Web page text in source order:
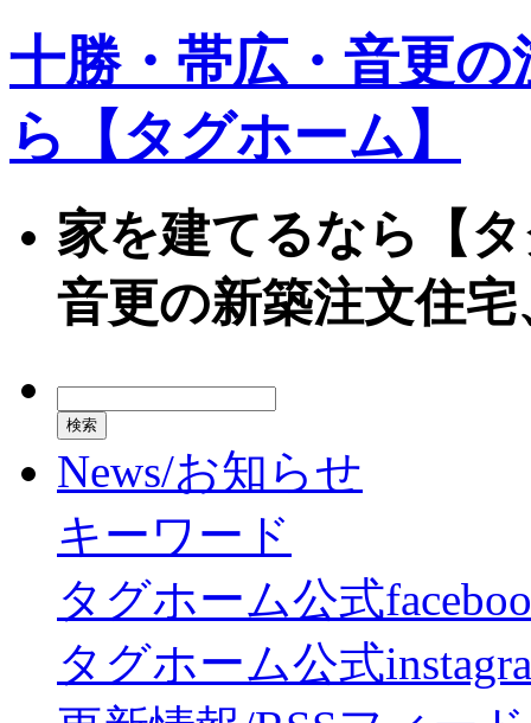
十勝・帯広・音更
ら【タグホーム】
家を建てるなら【
音更の新築注文住
News/お知らせ
キーワード
タグホーム公式
タグホーム公式